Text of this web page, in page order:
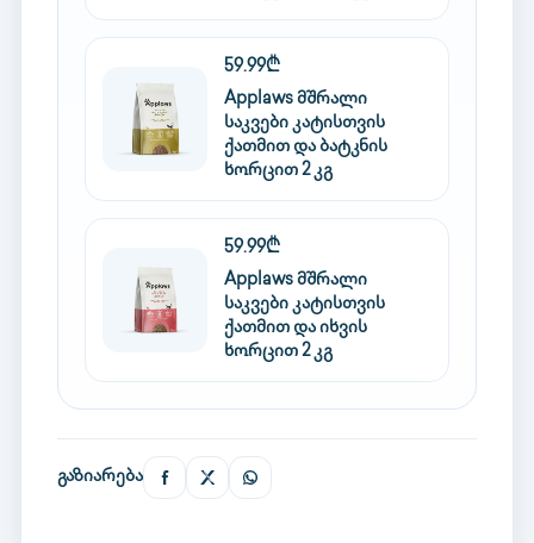
59.99₾
Applaws მშრალი
საკვები კატისთვის
ქათმით და ბატკნის
ხორცით 2 კგ
59.99₾
Applaws მშრალი
საკვები კატისთვის
ქათმით და იხვის
ხორცით 2 კგ
გაზიარება